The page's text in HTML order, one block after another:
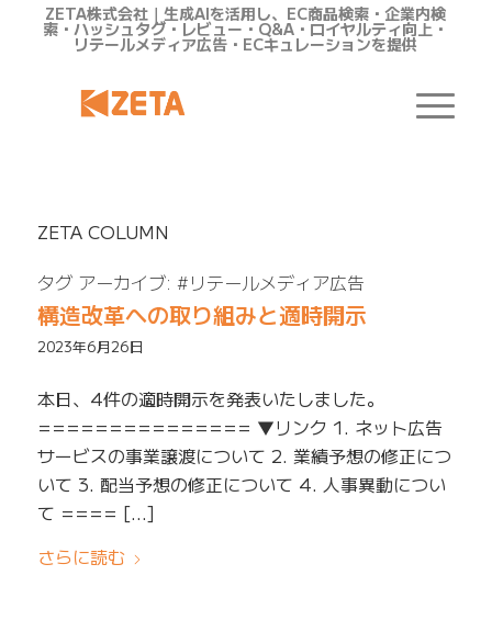
ZETA株式会社｜生成AIを活用し、EC商品検索・企業内検
索・ハッシュタグ・レビュー・Q&A・ロイヤルティ向上・
リテールメディア広告・ECキュレーションを提供
ZETA COLUMN
タグ アーカイブ: #リテールメディア広告
構造改革への取り組みと適時開示
2023年6月26日
本日、4件の適時開示を発表いたしました。
=============== ▼リンク 1. ネット広告
サービスの事業譲渡について 2. 業績予想の修正につ
いて 3. 配当予想の修正について 4. 人事異動につい
て ==== […]
さらに読む